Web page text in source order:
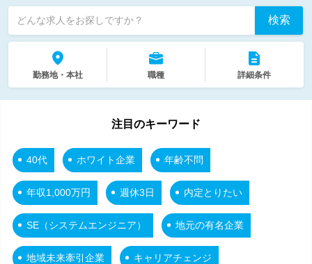
どんな求人をお探しですか？ 検索
勤務地・本社 職種 詳細条件
注目のキーワード
40代 ホワイト企業 年齢不問
年収1,000万円 週休3日 内定とりたい
SE（システムエンジニア） 地元の有名企業
地域未来牽引企業 キャリアチェンジ